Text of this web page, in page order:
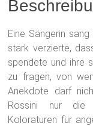
Eine Sängerin
stark verzierte,
spendete und ihre
zu fragen, von
Anekdote darf
Rossini nur die
Koloraturen für